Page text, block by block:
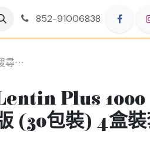
852-91006838
Plus 1000
(30包裝) 4盒